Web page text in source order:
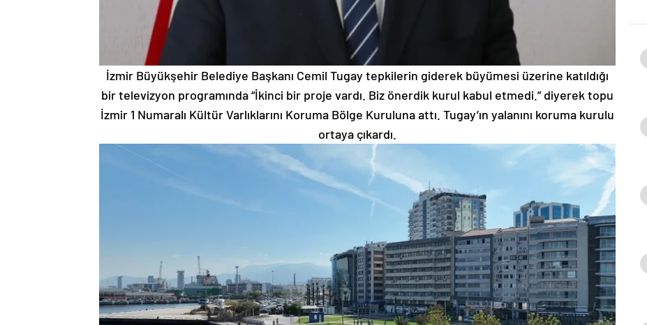
İzmir Büyükşehir Belediye Başkanı Cemil Tugay tepkilerin giderek büyümesi üzerine katıldığı
bir televizyon programında “İkinci bir proje vardı. Biz önerdik kurul kabul etmedi.” diyerek topu
İzmir 1 Numaralı Kültür Varlıklarını Koruma Bölge Kuruluna attı. Tugay’ın yalanını koruma kurulu
ortaya çıkardı.